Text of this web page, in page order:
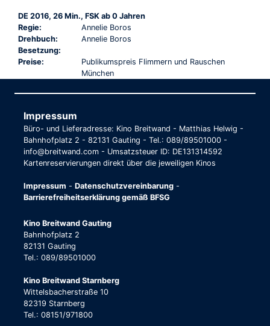
DE 2016, 26 Min., FSK ab 0 Jahren
Regie:
Annelie Boros
Drehbuch:
Annelie Boros
Besetzung:
Preise:
Publikumspreis Flimmern und Rauschen
München
Impressum
Büro- und Lieferadresse: Kino Breitwand - Matthias Helwig -
Bahnhofplatz 2 - 82131 Gauting - Tel.: 089/89501000 -
info@breitwand.com - Umsatzsteuer ID: DE131314592
Kartenreservierungen direkt über die jeweiligen Kinos
Impressum - Datenschutzvereinbarung -
Barrierefreiheitserklärung gemäß BFSG
Kino Breitwand Gauting
Bahnhofplatz 2
82131 Gauting
Tel.: 089/89501000
Kino Breitwand Starnberg
Wittelsbacherstraße 10
82319 Starnberg
Tel.: 08151/971800